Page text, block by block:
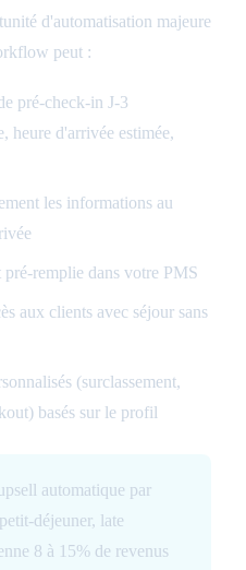
d'automatisation majeure
peut :
pré-check-in J-3
heure d'arrivée estimée,
les informations au
remplie dans votre PMS
aux clients avec séjour sans
(surclassement,
basés sur le profil
automatique par
déjeuner, late
8 à 15% de revenus